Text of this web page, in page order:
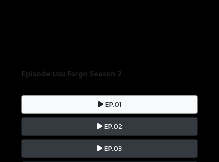
Episode ของ Fargo Season 2
EP.01
EP.02
EP.03